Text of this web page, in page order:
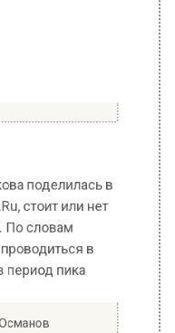
поделилась в
стоит или нет
в
период пика